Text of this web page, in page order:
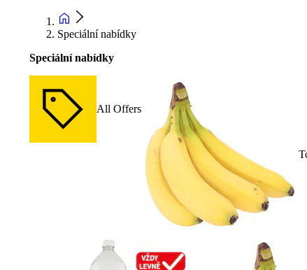
Speciální nabídky
Speciální nabídky
All Offers